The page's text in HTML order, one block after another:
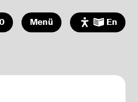
Menü
Video
En